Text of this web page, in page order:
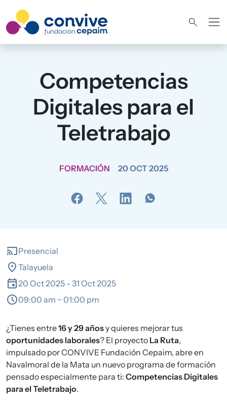
Competencias
Digitales para el
Teletrabajo
FORMACIÓN 20 OCT 2025
castPresencial
location_on Talayuela
event20 Oct 2025 - 31 Oct 2025
schedule09:00 am ~ 01:00 pm
¿Tienes entre16 y 29 añosy quieres mejorar tus
oportunidades laborales? El proyecto La Ruta,
impulsado por CONVIVE Fundación Cepaim, abre en
Navalmoral de la Mata un nuevo programa de formación
pensado especialmente para ti: Competencias Digitales
para el Teletrabajo.